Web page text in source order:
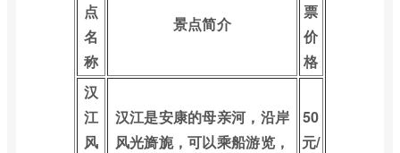
点
名
称
景点简介
票
价
格
汉
江
风
汉江是安康的母亲河，沿岸
风光旖旎，可以乘船游览，
50
元/